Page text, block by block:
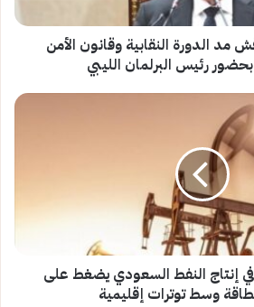
مد الدورة النقابية وقانون الأمن
رئيس البرلمان الليبي
إنتاج النفط السعودي يضغط على
وسط توترات إقليمية